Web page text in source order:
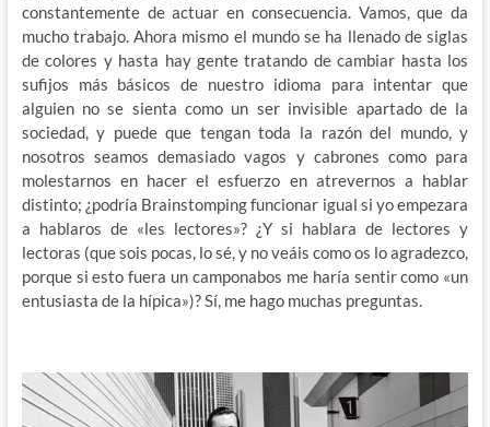
constantemente de actuar en consecuencia. Vamos, que da
mucho trabajo. Ahora mismo el mundo se ha llenado de siglas
de colores y hasta hay gente tratando de cambiar hasta los
sufijos más básicos de nuestro idioma para intentar que
alguien no se sienta como un ser invisible apartado de la
sociedad, y puede que tengan toda la razón del mundo, y
nosotros seamos demasiado vagos y cabrones como para
molestarnos en hacer el esfuerzo en atrevernos a hablar
distinto; ¿podría Brainstomping funcionar igual si yo empezara
a hablaros de «les lectores»? ¿Y si hablara de lectores y
lectoras (que sois pocas, lo sé, y no veáis como os lo agradezco,
porque si esto fuera un camponabos me haría sentir como «un
entusiasta de la hípica»)? Sí, me hago muchas preguntas.